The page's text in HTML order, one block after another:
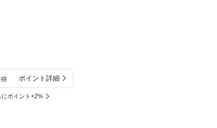
ポイント詳細
ポイント+2%